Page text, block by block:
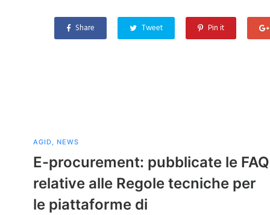
Share Tweet Pin it
AGID NEWS
E-procurement: pubblicate le FAQ
relative alle Regole tecniche per
le piattaforme di